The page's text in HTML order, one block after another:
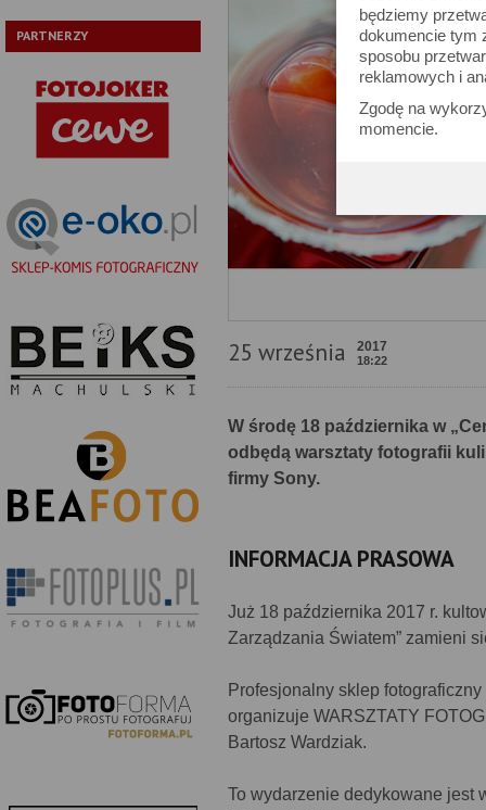
będziemy
dokumencie tym
sposobu
reklamowych i
Zgodę na
momencie.
PARTNERZY
25 września 2017
18:22
W środę 18 października w
odbędą warsztaty fotografii
firmy Sony.
INFORMACJA PRASOWA
Już 18 października 2017 r.
Zarządzania Światem” zamieni
Profesjonalny sklep
organizuje WARSZTATY
Bartosz Wardziak.
To wydarzenie dedykowane jest